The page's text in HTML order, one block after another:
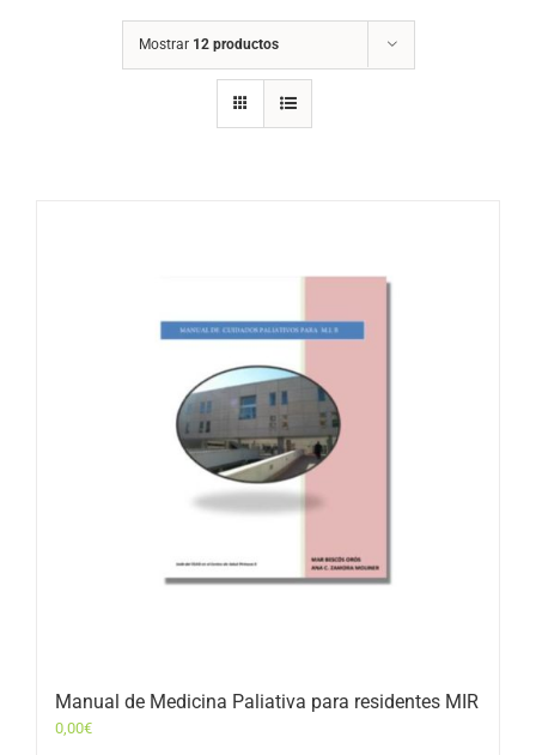
Mostrar 12 productos
Manual de Medicina Paliativa para residentes MIR
0,00€